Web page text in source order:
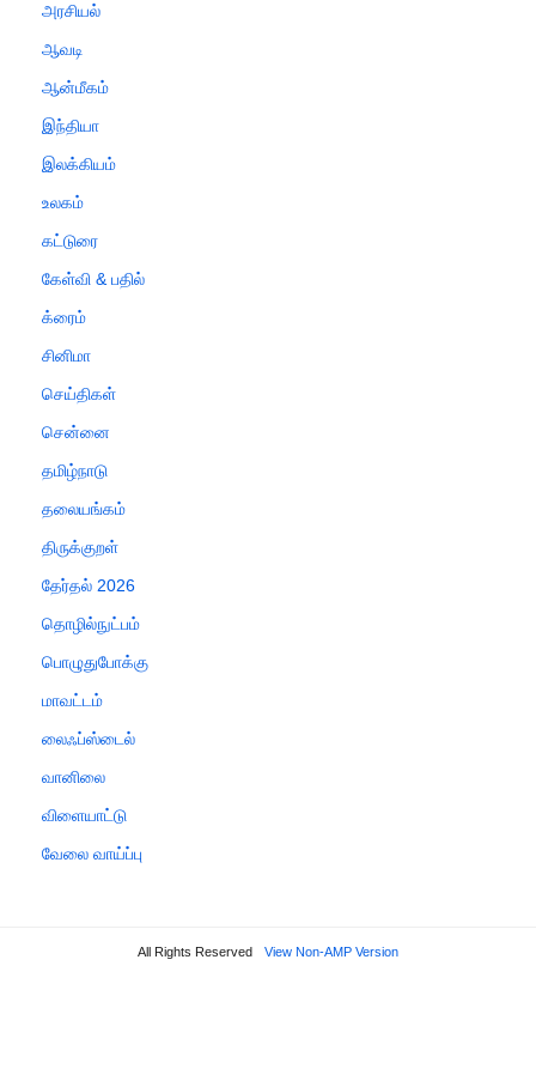
அரசியல்
ஆவடி
ஆன்மீகம்
இந்தியா
இலக்கியம்
உலகம்
கட்டுரை
கேள்வி & பதில்
க்ரைம்
சினிமா
செய்திகள்
சென்னை
தமிழ்நாடு
தலையங்கம்
திருக்குறள்
தேர்தல் 2026
தொழில்நுட்பம்
பொழுதுபோக்கு
மாவட்டம்
லைஃப்ஸ்டைல்
வானிலை
விளையாட்டு
வேலை வாய்ப்பு
All Rights Reserved View Non-AMP Version